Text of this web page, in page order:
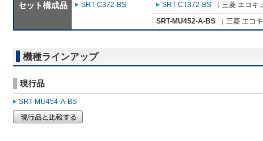
セット構成品
SRT-C372-BS
SRT-CT372-BS （ 三菱 エコキ
SRT-MU452-A-BS （ 三菱 エコ
機種ラインアップ
現行品
SRT-MU454-A-BS